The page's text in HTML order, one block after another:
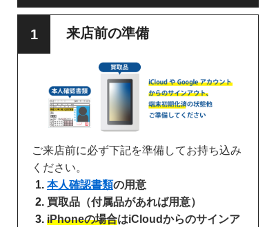
来店前の準備
ご来店前に必ず下記を準備してお持ち込み
ください。
本人確認書類の用意
買取品（付属品があれば用意）
iPhoneの場合はiCloudからのサインア